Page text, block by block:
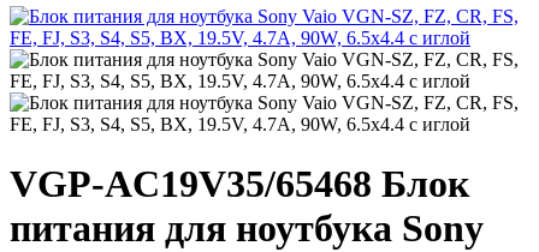
VGP-AC19V35/65468 Блок
питания для ноутбука Sony